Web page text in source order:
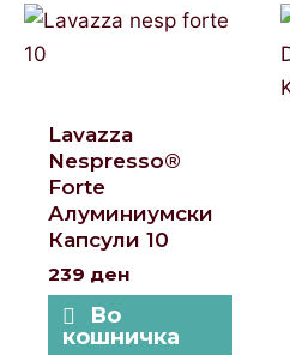
Lavazza
Nespresso®
Forte
Алуминиумски
Капсули 10
239 ден
Во
кошничка